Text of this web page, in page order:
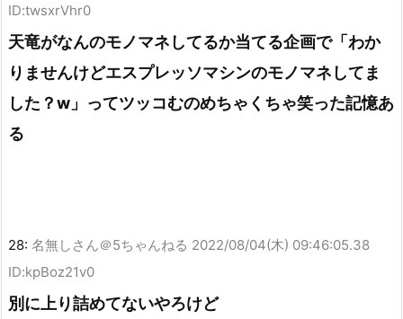
ID:twsxrVhr0
天竜がなんのモノマネしてるか当てる企画で「わか
りませんけどエスプレッソマシンのモノマネしてま
した？w」ってツッコむのめちゃくちゃ笑った記憶あ
る
28: 名無しさん＠5ちゃんねる 2022/08/04(木) 09:46:05.38
ID:kpBoz21v0
別に上り詰めてないやろけど